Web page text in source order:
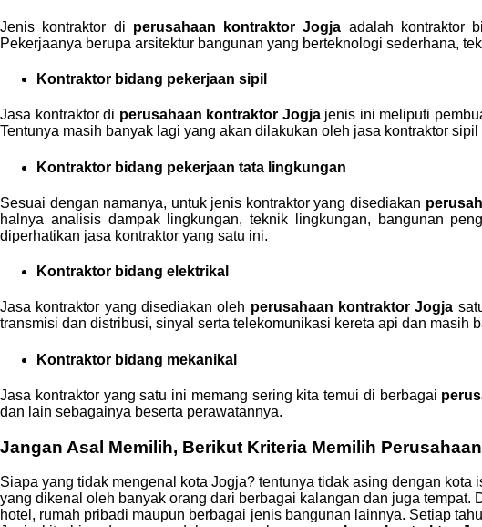
Jenis kontraktor di perusahaan kontraktor Jogja adalah kontraktor
Pekerjaanya berupa arsitektur bangunan yang berteknologi sederhana,
Kontraktor bidang pekerjaan sipil
Jasa kontraktor di perusahaan kontraktor Jogja jenis ini meliputi
Tentunya masih banyak lagi yang akan dilakukan oleh jasa kontraktor
Kontraktor bidang pekerjaan tata lingkungan
Sesuai dengan namanya, untuk jenis kontraktor yang disediakan
halnya analisis dampak lingkungan, teknik lingkungan, bangunan
diperhatikan jasa kontraktor yang satu ini.
Kontraktor bidang elektrikal
Jasa kontraktor yang disediakan oleh perusahaan kontraktor Jogja
transmisi dan distribusi, sinyal serta telekomunikasi kereta api dan
Kontraktor bidang mekanikal
Jasa kontraktor yang satu ini memang sering kita temui di berbagai
dan lain sebagainya beserta perawatannya.
Jangan Asal Memilih, Berikut Kriteria Memilih
Siapa yang tidak mengenal kota Jogja? tentunya tidak asing dengan
yang dikenal oleh banyak orang dari berbagai kalangan dan juga
hotel, rumah pribadi maupun berbagai jenis bangunan lainnya. Setiap